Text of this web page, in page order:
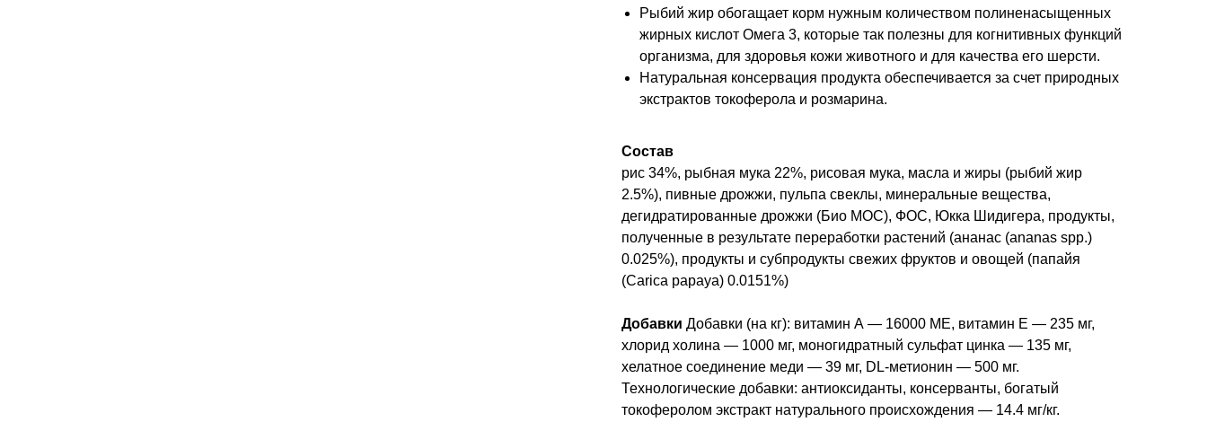
Рыбий жир обогащает корм нужным количеством полиненасыщенных
жирных кислот Омега 3, которые так полезны для когнитивных функций
организма, для здоровья кожи животного и для качества его шерсти.
Натуральная консервация продукта обеспечивается за счет природных
экстрактов токоферола и розмарина.
Состав
рис 34%, рыбная мука 22%, рисовая мука, масла и жиры (рыбий жир
2.5%), пивные дрожжи, пульпа свеклы, минеральные вещества,
дегидратированные дрожжи (Био МОС), ФОС, Юкка Шидигера, продукты,
полученные в результате переработки растений (ананас (аnanas spp.)
0.025%), продукты и субпродукты свежих фруктов и овощей (папайя
(Carica papaya) 0.0151%)
Добавки Добавки (на кг): витамин А — 16000 МЕ, витамин Е — 235 мг,
хлорид холина — 1000 мг, моногидратный сульфат цинка — 135 мг,
хелатное соединение меди — 39 мг, DL-метионин — 500 мг.
Технологические добавки: антиоксиданты, консерванты, богатый
токоферолом экстракт натурального происхождения — 14.4 мг/кг.